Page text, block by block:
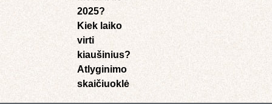
2025?
Kiek laiko
virti
kiaušinius?
Atlyginimo
skaičiuoklė​